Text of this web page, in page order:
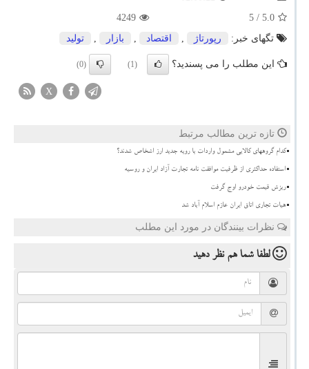
5.0
/ 5
4249
تگهای خبر:
رپورتاژ , اقتصاد , بازار , تولید
این مطلب را می پسندید؟ (1)
(0)
X
تازه ترین مطالب مرتبط
کدام گروههای کالایی مشمول واردات با رویه جدید ارز اشخاص شدند؟
استفاده حداکثری از ظرفیت موافقت نامه تجارت آزاد ایران و روسیه
ریزش قیمت خودرو اوج گرفت
هیات تجاری اتاق ایران عازم اسلام آباد شد
نظرات بینندگان در مورد این مطلب
لطفا شما همنظر دهید